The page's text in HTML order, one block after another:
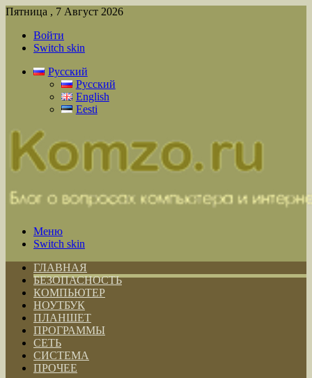
Пятница , 7 Август 2026
Войти
Switch skin
Русский
Русский
English
Eesti
Меню
Switch skin
ГЛАВНАЯ
БЕЗОПАСНОСТЬ
КОМПЬЮТЕР
НОУТБУК
ПЛАНШЕТ
ПРОГРАММЫ
СЕТЬ
СИСТЕМА
ПРОЧЕЕ